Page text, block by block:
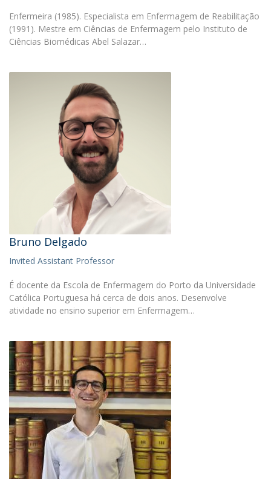
Enfermeira (1985). Especialista em Enfermagem de Reabilitação
(1991). Mestre em Ciências de Enfermagem pelo Instituto de
Ciências Biomédicas Abel Salazar…
Bruno Delgado
Invited Assistant Professor
É docente da Escola de Enfermagem do Porto da Universidade
Católica Portuguesa há cerca de dois anos. Desenvolve
atividade no ensino superior em Enfermagem…